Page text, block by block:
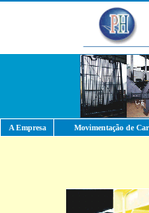
A Empresa Movimentação de